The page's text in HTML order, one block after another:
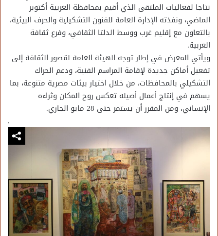
نتاجا لفعاليات الملتقى الذي أقيم بمحافظة الغربية أكتوبر
الماضي، ونفذته الإدارة العامة للفنون التشكيلية والحرف البيئية،
بالتعاون مع إقليم غرب ووسط الدلتا الثقافي، وفرع ثقافة
الغربية.
ويأتي المعرض في إطار توجه الهيئة العامة لقصور الثقافة إلى
تفعيل أماكن جديدة لإقامة المراسم الفنية، ودعم الحراك
التشكيلي بالمحافظات، من خلال اختيار بيئات مصرية متنوعة، بما
يسهم في إنتاج أعمال أصيلة تعكس روح المكان وثراءه
الإنساني، ومن المقرر أن يستمر حتى 28 مايو الجاري.
.